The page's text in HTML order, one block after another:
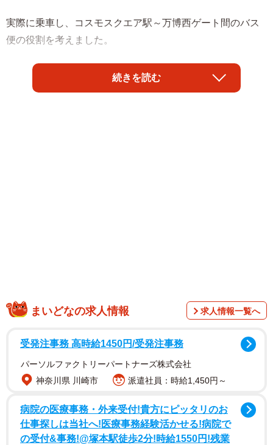
実際に乗車し、コスモスクエア駅～万博西ゲート間のバス
便の役割を考えました。
万博東ゲートと西ゲートで異なる役割
ご存知のとおり、Osaka Metro中央線の夢洲駅は、万博会場
続きを読む
まいどなの求人情報 求人情報一覧へ
受発注事務 高時給1450円/受発注事務
パーソルファクトリーパートナーズ株式会社
神奈川県 川崎市
派遣社員：時給1,450円～
病院の医療事務・外来受付!貴方にピッタリのお
仕事探しは当社へ!医療事務経験活かせる!病院で
の受付&事務!@塚本駅徒歩2分!時給1550円!残業